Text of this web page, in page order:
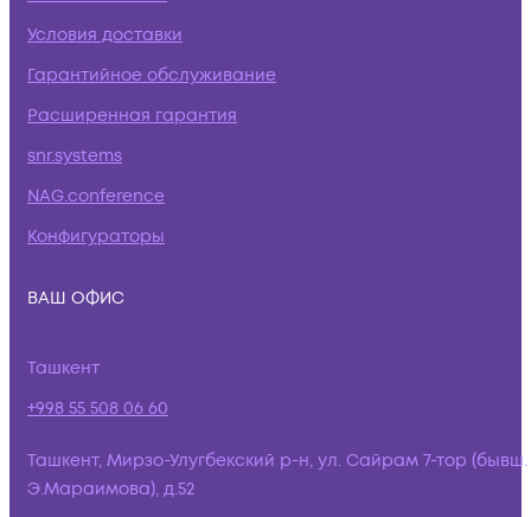
Условия доставки
Гарантийное обслуживание
Расширенная гарантия
snr.systems
NAG.conference
Конфигураторы
ВАШ ОФИС
Ташкент
+998 55 508 06 60
Ташкент, Мирзо-Улугбекский р-н, ул. Сайрам 7-тор (бывш.
Э.Мараимова), д.52